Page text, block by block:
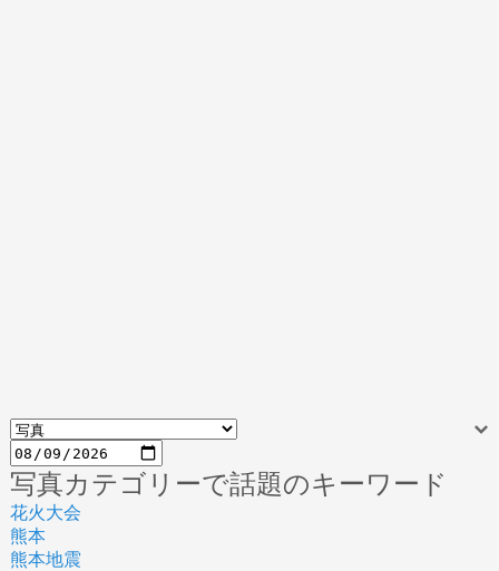
写真カテゴリーで話題のキーワード
花火大会
熊本
熊本地震